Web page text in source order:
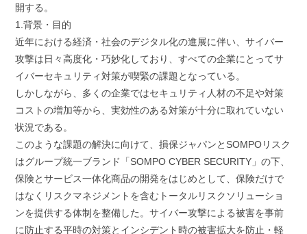
開する。
1.背景・目的
近年における経済・社会のデジタル化の進展に伴い、サイバー
攻撃は日々高度化・巧妙化しており、すべての企業にとってサ
イバーセキュリティ対策が喫緊の課題となっている。
しかしながら、多くの企業ではセキュリティ人材の不足や対策
コストの増加等から、実効性のある対策が十分に取れていない
状況である。
このような課題の解決に向けて、損保ジャパンとSOMPOリスク
はグループ統一ブランド「SOMPO CYBER SECURITY」の下、
保険とサービス一体化商品の開発をはじめとして、保険だけで
はなくリスクマネジメントを含むトータルリスクソリューショ
ンを提供する体制を整備した。サイバー攻撃による被害を事前
に防止する平時の対策とインシデント時の被害拡大を防止・軽